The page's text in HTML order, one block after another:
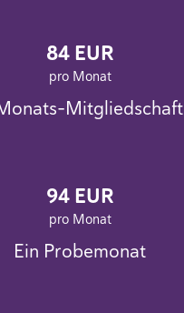
84 EUR
pro Monat
Mitgliedschaft
94 EUR
pro Monat
Ein Probemonat